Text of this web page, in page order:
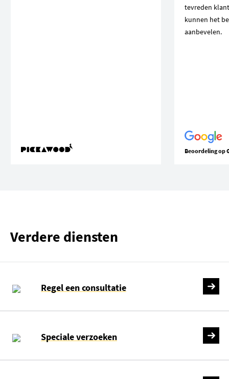
tevreden
kunnen het
aanbevelen.
Beoordeling op
Verdere diensten
Regel een consultatie
Speciale verzoeken